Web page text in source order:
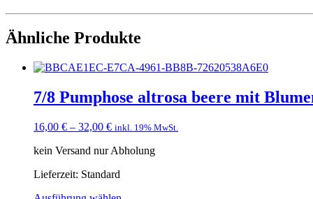
Ähnliche Produkte
7/8 Pumphose altrosa beere mit
16,00 € – 32,00 € inkl. 19% MwSt.
kein Versand nur Abholung
Lieferzeit: Standard